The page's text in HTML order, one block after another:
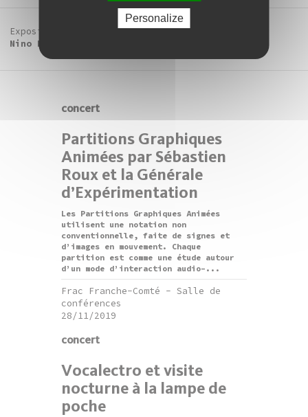
Exposition
Nino Laisné, L’air des infortunés
concert
Partitions Graphiques
Animées par Sébastien
Roux et la Générale
d’Expérimentation
Les Partitions Graphiques Animées
utilisent une notation non
conventionnelle, faite de signes et
d’images en mouvement. Chaque
partition est comme une étude autour
d’un mode d’interaction audio-...
Frac Franche-Comté - Salle de
conférences
28/11/2019
concert
Vocalectro et visite
nocturne à la lampe de
poche
Personalize